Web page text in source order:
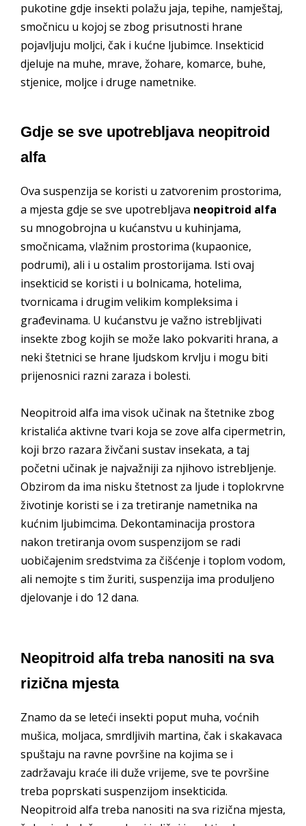
pukotine gdje insekti polažu jaja, tepihe, namještaj,
smočnicu u kojoj se zbog prisutnosti hrane
pojavljuju moljci, čak i kućne ljubimce. Insekticid
djeluje na muhe, mrave, žohare, komarce, buhe,
stjenice, moljce i druge nametnike.
Gdje se sve upotrebljava neopitroid
alfa
Ova suspenzija se koristi u zatvorenim prostorima,
a mjesta gdje se sve upotrebljava neopitroid alfa
su mnogobrojna u kućanstvu u kuhinjama,
smočnicama, vlažnim prostorima (kupaonice,
podrumi), ali i u ostalim prostorijama. Isti ovaj
insekticid se koristi i u bolnicama, hotelima,
tvornicama i drugim velikim kompleksima i
građevinama. U kućanstvu je važno istrebljivati
insekte zbog kojih se može lako pokvariti hrana, a
neki štetnici se hrane ljudskom krvlju i mogu biti
prijenosnici razni zaraza i bolesti.
Neopitroid alfa ima visok učinak na štetnike zbog
kristalića aktivne tvari koja se zove alfa cipermetrin,
koji brzo razara živčani sustav insekata, a taj
početni učinak je najvažniji za njihovo istrebljenje.
Obzirom da ima nisku štetnost za ljude i toplokrvne
životinje koristi se i za tretiranje nametnika na
kućnim ljubimcima. Dekontaminacija prostora
nakon tretiranja ovom suspenzijom se radi
uobičajenim sredstvima za čišćenje i toplom vodom,
ali nemojte s tim žuriti, suspenzija ima produljeno
djelovanje i do 12 dana.
Neopitroid alfa treba nanositi na sva
rizična mjesta
Znamo da se leteći insekti poput muha, voćnih
mušica, moljaca, smrdljivih martina, čak i skakavaca
spuštaju na ravne površine na kojima se i
zadržavaju kraće ili duže vrijeme, sve te površine
treba poprskati suspenzijom insekticida.
Neopitroid alfa treba nanositi na sva rizična mjesta,